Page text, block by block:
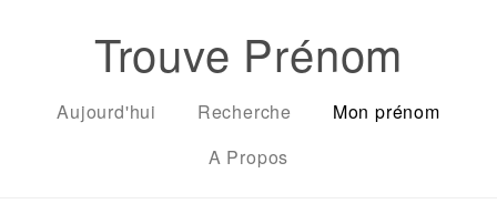
Trouve Prénom
Aujourd'hui Recherche
Mon prénom
A Propos